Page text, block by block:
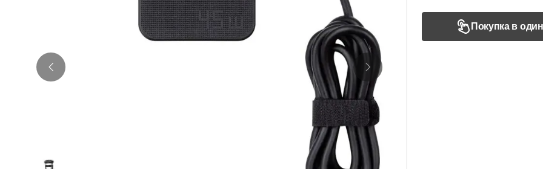
Покупка в